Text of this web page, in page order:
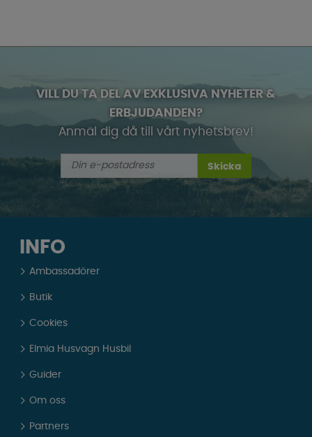
VILL DU TA DEL AV EXKLUSIVA NYHETER &
ERBJUDANDEN?
Anmäl dig då till vårt nyhetsbrev!
Skicka
INFO
Ambassadörer
Butik
Cookies
Elmia Husvagn Husbil
Guider
Om oss
Partners